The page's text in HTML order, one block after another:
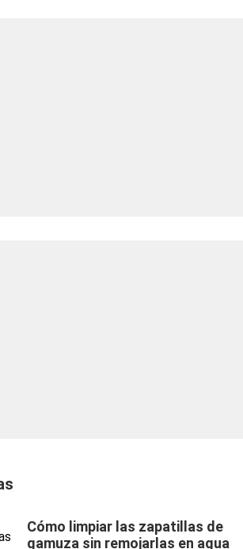
Cómo limpiar las zapatillas de
gamuza sin remojarlas en agua